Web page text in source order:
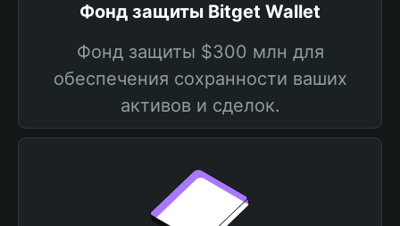
Фонд защиты Bitget Wallet
Фонд защиты $300 млн для
обеспечения сохранности ваших
активов и сделок.